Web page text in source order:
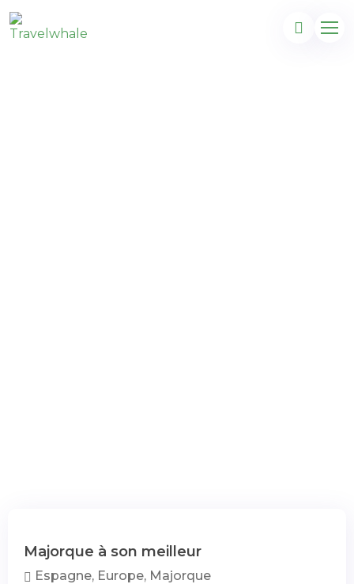
Majorque à son meilleur
Espagne, Europe, Majorque